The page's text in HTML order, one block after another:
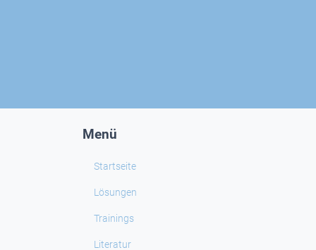
Menü
Startseite
Lösungen
Trainings
Literatur